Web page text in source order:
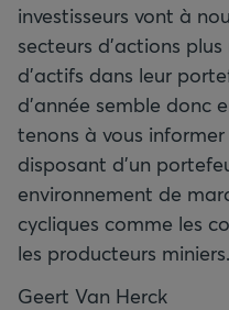
investisseurs vont à
secteurs d’actions
d’actifs dans leur
d’année semble donc
tenons à vous informer
disposant d’un
environnement de
cycliques comme les
les producteurs miniers.
Geert Van Herck